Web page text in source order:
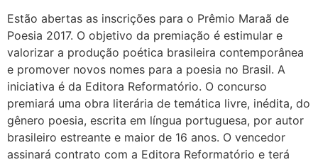
Estão abertas as inscrições para o Prêmio Maraã de
Poesia 2017. O objetivo da premiação é estimular e
valorizar a produção poética brasileira contemporânea
e promover novos nomes para a poesia no Brasil. A
iniciativa é da Editora Reformatório. O concurso
premiará uma obra literária de temática livre, inédita, do
gênero poesia, escrita em língua portuguesa, por autor
brasileiro estreante e maior de 16 anos. O vencedor
assinará contrato com a Editora Reformatório e terá